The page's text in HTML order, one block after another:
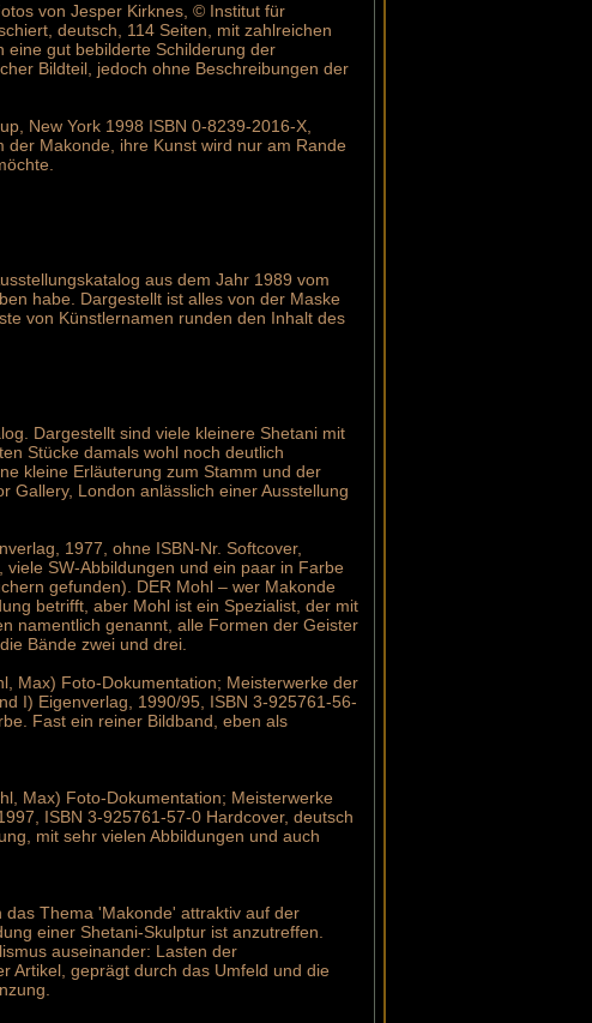
von Jesper Kirknes, © Institut für
deutsch, 114 Seiten, mit zahlreichen
eine gut bebilderte Schilderung der
Bildteil, jedoch ohne Beschreibungen der
New York 1998 ISBN 0-8239-2016-X,
Makonde, ihre Kunst wird nur am Rande
aus dem Jahr 1989 vom
habe. Dargestellt ist alles von der Maske
von Künstlernamen runden den Inhalt des
Dargestellt sind viele kleinere Shetani mit
Stücke damals wohl noch deutlich
kleine Erläuterung zum Stamm und der
Gallery, London anlässlich einer Ausstellung
1977, ohne ISBN-Nr. Softcover,
SW-Abbildungen und ein paar in Farbe
gefunden). DER Mohl – wer Makonde
betrifft, aber Mohl ist ein Spezialist, der mit
namentlich genannt, alle Formen der Geister
Bände zwei und drei.
Max) Foto-Dokumentation; Meisterwerke der
I) Eigenverlag, 1990/95, ISBN 3-925761-56-
Fast ein reiner Bildband, eben als
Max) Foto-Dokumentation; Meisterwerke
ISBN 3-925761-57-0 Hardcover, deutsch
mit sehr vielen Abbildungen und auch
Thema 'Makonde' attraktiv auf der
einer Shetani-Skulptur ist anzutreffen.
auseinander: Lasten der
Artikel, geprägt durch das Umfeld und die